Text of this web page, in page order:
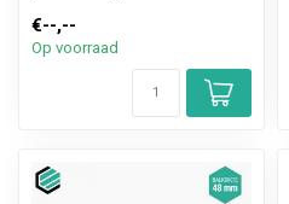
€--,--
Op voorraad